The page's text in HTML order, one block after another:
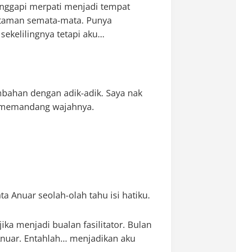
merpati menjadi tempat
semata-mata. Punya
tetapi aku…
dengan adik-adik. Saya nak
wajahnya.
Anuar seolah-olah tahu isi hatiku.
menjadi bualan fasilitator. Bulan
Entahlah… menjadikan aku